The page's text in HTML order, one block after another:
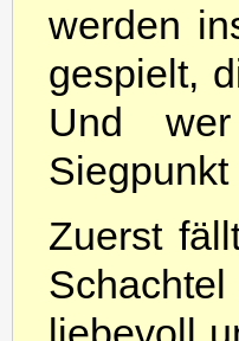
werden
gespielt,
Und
Zuerst